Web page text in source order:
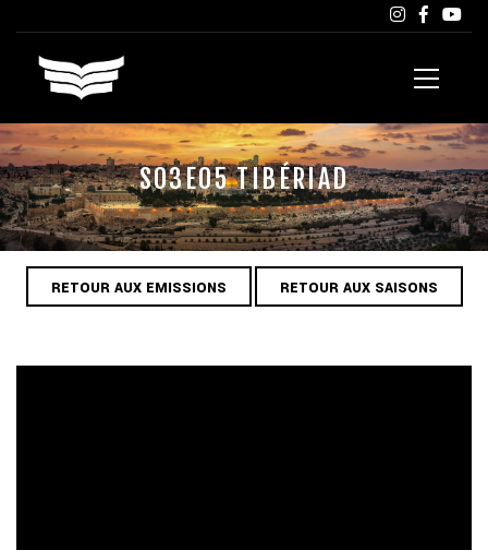
S03E05 TIBÉRIAD
RETOUR AUX EMISSIONS RETOUR AUX SAISONS